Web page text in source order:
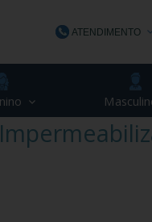
ATENDIMENTO